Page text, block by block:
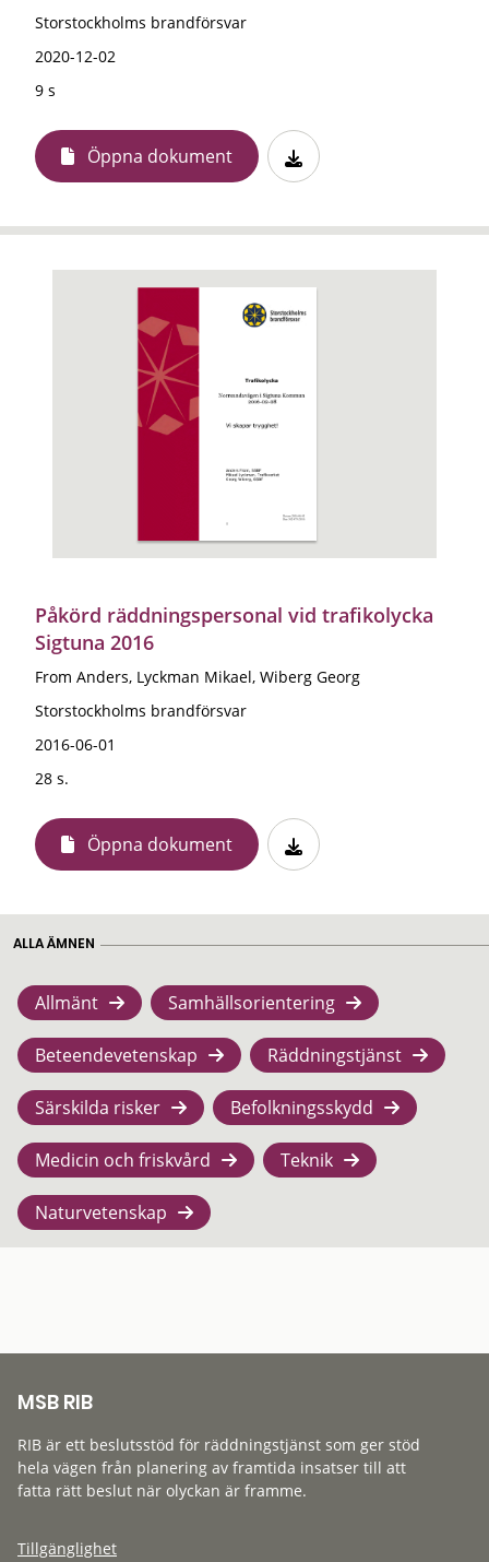
Storstockholms brandförsvar
2020-12-02
9 s
Öppna dokument
Påkörd räddningspersonal vid trafikolycka
Sigtuna 2016
From Anders, Lyckman Mikael, Wiberg Georg
Storstockholms brandförsvar
2016-06-01
28 s.
Öppna dokument
ALLA ÄMNEN
Allmänt Samhällsorientering
Beteendevetenskap Räddningstjänst
Särskilda risker Befolkningsskydd
Medicin och friskvård Teknik
Naturvetenskap
MSB RIB
RIB är ett beslutsstöd för räddningstjänst som ger stöd
hela vägen från planering av framtida insatser till att
fatta rätt beslut när olyckan är framme.
Tillgänglighet